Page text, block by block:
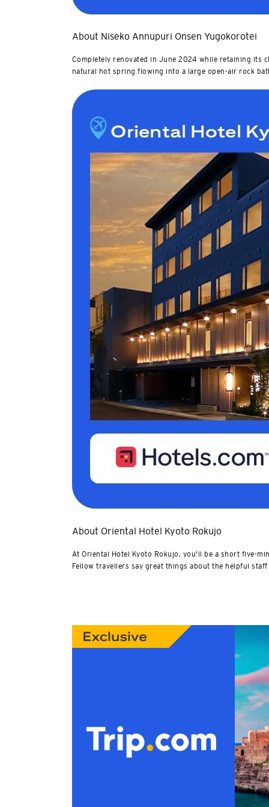
About Niseko Annupuri Onsen Yugokorotei
Completely renovated in June 2024 while retaining its
natural hot spring flowing into a large open-air rock
About Oriental Hotel Kyoto Rokujo
At Oriental Hotel Kyoto Rokujo, you'll be a short five-
Fellow travellers say great things about the helpful
ยืนยัน